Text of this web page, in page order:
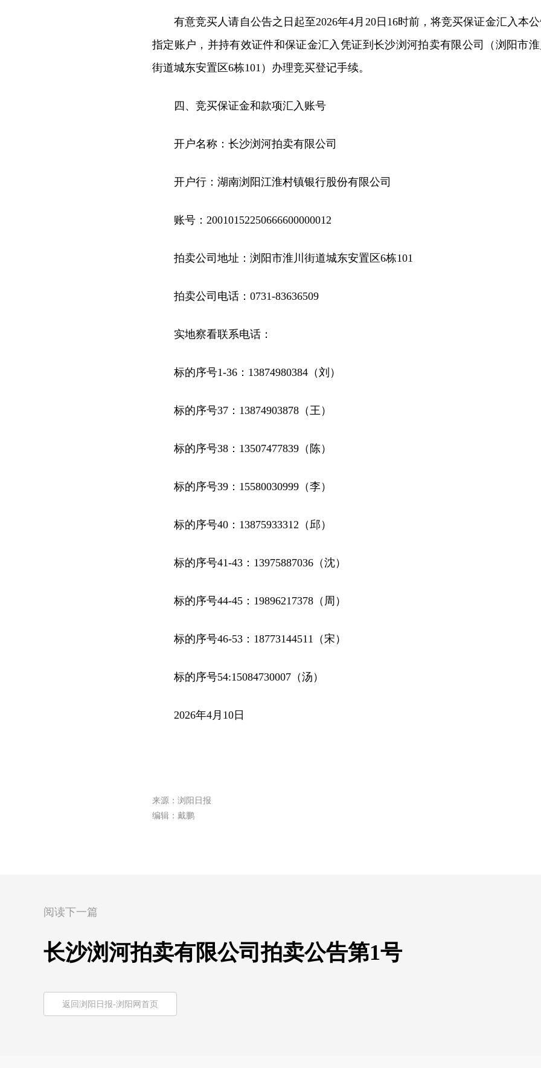
有意竞买人请自公告之日起至2026年4月20日16时前，将竞买保证金汇入本
指定账户，并持有效证件和保证金汇入凭证到长沙浏河拍卖有限公司（浏阳市
街道城东安置区6栋101）办理竞买登记手续。
四、竞买保证金和款项汇入账号
开户名称：长沙浏河拍卖有限公司
开户行：湖南浏阳江淮村镇银行股份有限公司
账号：20010152250666600000012
拍卖公司地址：浏阳市淮川街道城东安置区6栋101
拍卖公司电话：0731-83636509
实地察看联系电话：
标的序号1-36：13874980384（刘）
标的序号37：13874903878（王）
标的序号38：13507477839（陈）
标的序号39：15580030999（李）
标的序号40：13875933312（邱）
标的序号41-43：13975887036（沈）
标的序号44-45：19896217378（周）
标的序号46-53：18773144511（宋）
标的序号54:15084730007（汤）
2026年4月10日
来源：浏阳日报
编辑：戴鹏
阅读下一篇
长沙浏河拍卖有限公司拍卖公告第1号
返回浏阳日报-浏阳网首页